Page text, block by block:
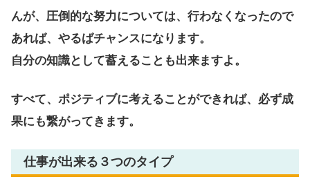
んが、圧倒的な努力については、行わなくなったので
あれば、やるばチャンスになります。
自分の知識として蓄えることも出来ますよ。
すべて、ポジティブに考えることができれば、必ず成
果にも繋がってきます。
仕事が出来る３つのタイプ